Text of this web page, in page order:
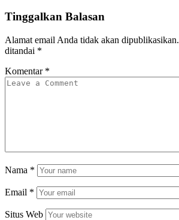
Tinggalkan Balasan
Alamat email Anda tidak akan dipublikasikan.
ditandai *
Komentar *
Nama *
Email *
Situs Web